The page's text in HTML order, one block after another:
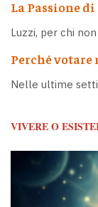
La Passione
Luzzi, per chi
Perché votare
Nelle ultime
VIVERE O